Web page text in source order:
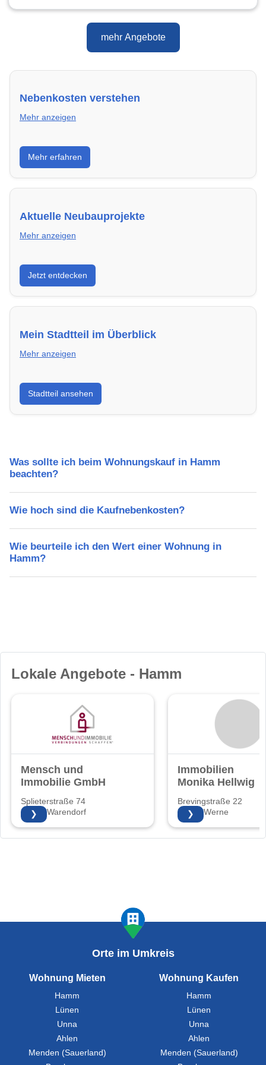
mehr Angebote
Nebenkosten verstehen
Mehr anzeigen
Erfahre, welche Nebenkosten rechtmäßig sind und
wie du deine monatliche Belastung optimieren
kannst.
Mehr erfahren
Aktuelle Neubauprojekte
Mehr anzeigen
Entdecke Neubauprojekte in Hamm – modern,
energieeffizient und sofort bezugsfertig.
Jetzt entdecken
Mein Stadtteil im Überblick
Mehr anzeigen
Erfahre mehr über deinen Stadtteil in Hamm:
Lebensqualität, Verkehrsanbindung, Schulen,
Freizeitmöglichkeiten und Mietpreise.
Stadtteil ansehen
Was sollte ich beim Wohnungskauf in Hamm
beachten?
Wie hoch sind die Kaufnebenkosten?
Wie beurteile ich den Wert einer Wohnung in
Hamm?
Lokale Angebote - Hamm
Mensch und
Immobilie GmbH
Splieterstraße 74
48231 Warendorf
❯
Immobilien
Monika Hellwig
Brevingstraße 22
59368 Werne
❯
Orte im Umkreis
Wohnung Mieten
Hamm
Lünen
Unna
Ahlen
Menden (Sauerland)
Wohnung Kaufen
Hamm
Lünen
Unna
Ahlen
Menden (Sauerland)